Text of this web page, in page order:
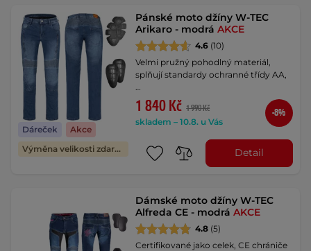
Dáreček
Akce
Výměna velikosti zdarma
Pánské moto džíny W-TEC
Arikaro - modráAKCE
4.6 (10)
Velmi pružný pohodlný materiál,
splňují standardy ochranné třídy AA,
1 840 Kč 1 990 Kč
skladem – 10.8. u Vás
-8%
Detail
Dámské moto džíny W-TEC
Alfreda CE - modráAKCE
4.8 (5)
Certifikované jako celek, CE chrániče